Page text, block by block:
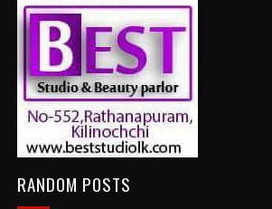
RANDOM POSTS